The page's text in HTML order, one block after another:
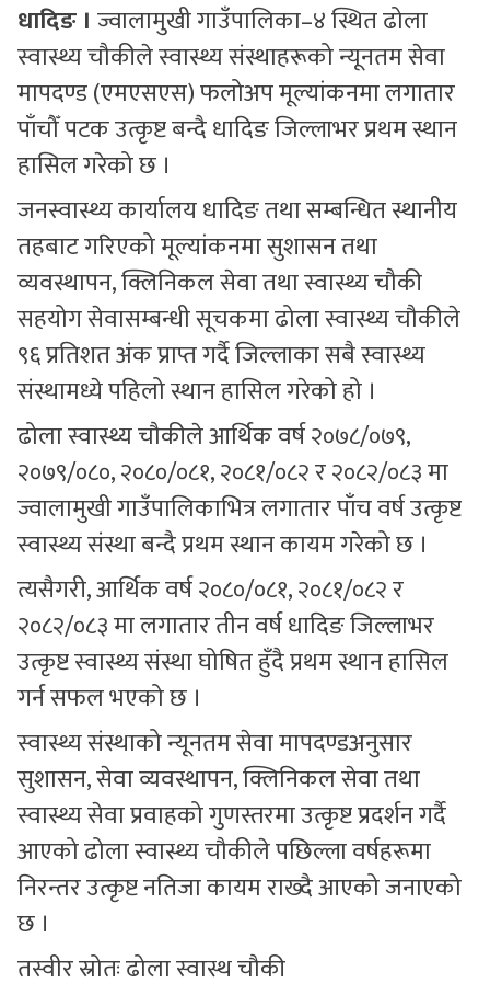
धादिङ । ज्वालामुखी गाउँपालिका–४ स्थित ढोला
स्वास्थ्य चौकीले स्वास्थ्य संस्थाहरूको न्यूनतम सेवा
मापदण्ड (एमएसएस) फलोअप मूल्यांकनमा लगातार
पाँचौँ पटक उत्कृष्ट बन्दै धादिङ जिल्लाभर प्रथम स्थान
हासिल गरेको छ ।
जनस्वास्थ्य कार्यालय धादिङ तथा सम्बन्धित स्थानीय
तहबाट गरिएको मूल्यांकनमा सुशासन तथा
व्यवस्थापन, क्लिनिकल सेवा तथा स्वास्थ्य चौकी
सहयोग सेवासम्बन्धी सूचकमा ढोला स्वास्थ्य चौकीले
९६ प्रतिशत अंक प्राप्त गर्दै जिल्लाका सबै स्वास्थ्य
संस्थामध्ये पहिलो स्थान हासिल गरेको हो ।
ढोला स्वास्थ्य चौकीले आर्थिक वर्ष २०७८/०७९,
२०७९/०८०, २०८०/०८१, २०८१/०८२ र २०८२/०८३ मा
ज्वालामुखी गाउँपालिकाभित्र लगातार पाँच वर्ष उत्कृष्ट
स्वास्थ्य संस्था बन्दै प्रथम स्थान कायम गरेको छ ।
त्यसैगरी, आर्थिक वर्ष २०८०/०८१, २०८१/०८२ र
२०८२/०८३ मा लगातार तीन वर्ष धादिङ जिल्लाभर
उत्कृष्ट स्वास्थ्य संस्था घोषित हुँदै प्रथम स्थान हासिल
गर्न सफल भएको छ ।
स्वास्थ्य संस्थाको न्यूनतम सेवा मापदण्डअनुसार
सुशासन, सेवा व्यवस्थापन, क्लिनिकल सेवा तथा
स्वास्थ्य सेवा प्रवाहको गुणस्तरमा उत्कृष्ट प्रदर्शन गर्दै
आएको ढोला स्वास्थ्य चौकीले पछिल्ला वर्षहरूमा
निरन्तर उत्कृष्ट नतिजा कायम राख्दै आएको जनाएको
छ ।
तस्वीर स्रोतः ढोला स्वास्थ चौकी